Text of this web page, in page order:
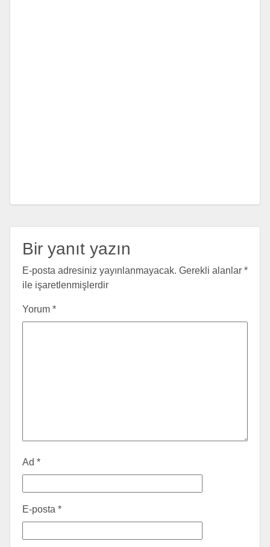
Bir yanıt yazın
E-posta adresiniz yayınlanmayacak. Gerekli alanlar *
ile işaretlenmişlerdir
Yorum *
Ad *
E-posta *